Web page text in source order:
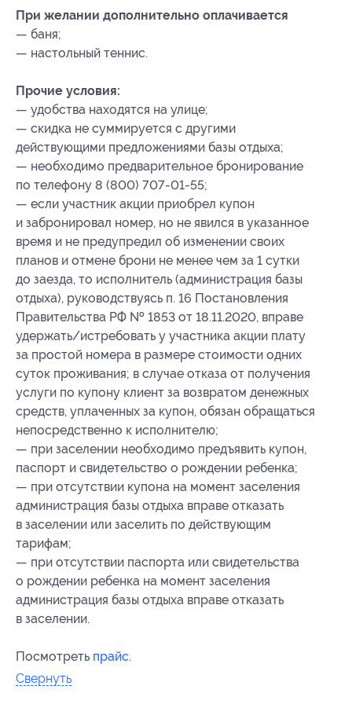
При желании дополнительно оплачивается
— баня;
— настольный теннис.
Прочие условия:
— удобства находятся на улице;
— скидка не суммируется с другими
действующими предложениями базы отдыха;
— необходимо предварительное бронирование
по телефону 8 (800) 707-01-55;
— если участник акции приобрел купон
и забронировал номер, но не явился в указанное
время и не предупредил об изменении своих
планов и отмене брони не менее чем за 1 сутки
до заезда, то исполнитель (администрация базы
отдыха), руководствуясь п. 16 Постановления
Правительства РФ № 1853 от 18.11.2020, вправе
удержать/истребовать у участника акции плату
за простой номера в размере стоимости одних
суток проживания; в случае отказа от получения
услуги по купону клиент за возвратом денежных
средств, уплаченных за купон, обязан обращаться
непосредственно к исполнителю;
— при заселении необходимо предъявить купон,
паспорт и свидетельство о рождении ребенка;
— при отсутствии купона на момент заселения
администрация базы отдыха вправе отказать
в заселении или заселить по действующим
тарифам;
— при отсутствии паспорта или свидетельства
о рождении ребенка на момент заселения
администрация базы отдыха вправе отказать
в заселении.
Посмотреть прайс.
Свернуть